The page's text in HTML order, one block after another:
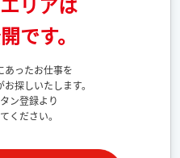
です。
あったお仕事を
探しいたします。
ン登録より
ください。